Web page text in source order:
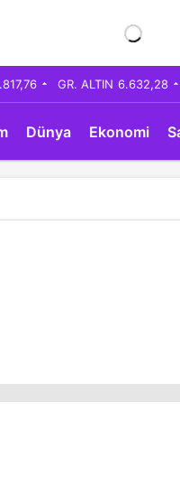
GR. ALTIN 6.632,28
Dünya Ekonomi